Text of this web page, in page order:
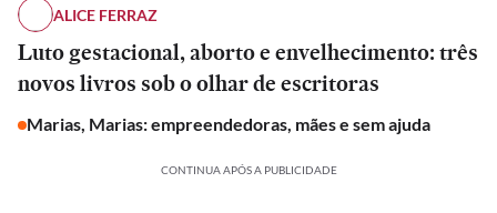
ALICE FERRAZ
Luto gestacional, aborto e envelhecimento: três
novos livros sob o olhar de escritoras
Marias, Marias: empreendedoras, mães e sem ajuda
CONTINUA APÓS A PUBLICIDADE